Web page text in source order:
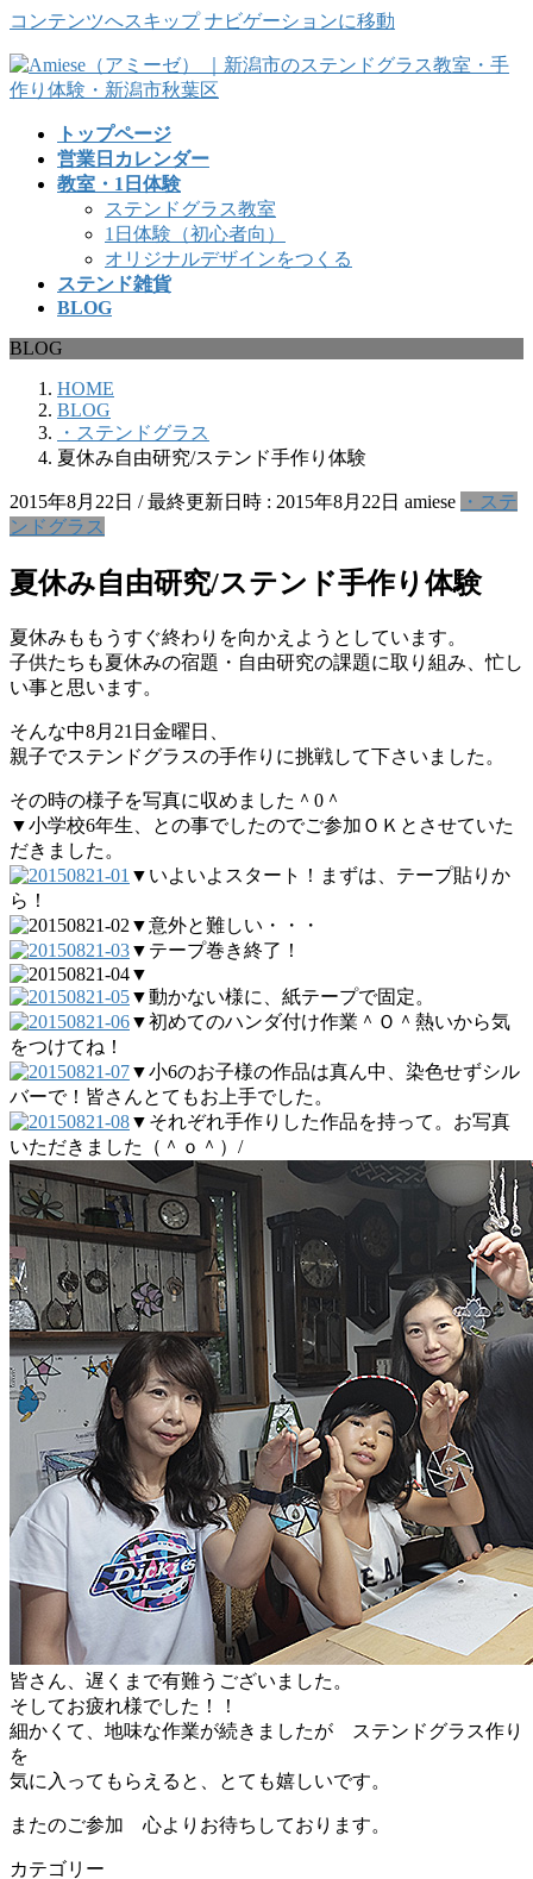
コンテンツへスキップ ナビゲーションに移動
トップページ
営業日カレンダー
教室・1日体験
ステンドグラス教室
1日体験（初心者向）
オリジナルデザインをつくる
ステンド雑貨
BLOG
BLOG
HOME
BLOG
・ステンドグラス
夏休み自由研究/ステンド手作り体験
2015年8月22日 / 最終更新日時 : 2015年8月22日 amiese
・ステ
ンドグラス
夏休み自由研究/ステンド手作り体験
夏休みももうすぐ終わりを向かえようとしています。
子供たちも夏休みの宿題・自由研究の課題に取り組み、忙し
い事と思います。
そんな中8月21日金曜日、
親子でステンドグラスの手作りに挑戦して下さいました。
その時の様子を写真に収めました＾0＾
▼小学校6年生、との事でしたのでご参加ＯＫとさせていた
だきました。
▼いよいよスタート！まずは、テープ貼りか
ら！
▼意外と難しい・・・
▼テープ巻き終了！
▼
▼動かない様に、紙テープで固定。
▼初めてのハンダ付け作業＾Ｏ＾熱いから気
をつけてね！
▼小6のお子様の作品は真ん中、染色せずシル
バーで！皆さんとてもお上手でした。
▼それぞれ手作りした作品を持って。お写真
いただきました（＾ｏ＾）/
皆さん、遅くまで有難うございました。
そしてお疲れ様でした！！
細かくて、地味な作業が続きましたが ステンドグラス作り
を
気に入ってもらえると、とても嬉しいです。
またのご参加 心よりお待ちしております。
カテゴリー